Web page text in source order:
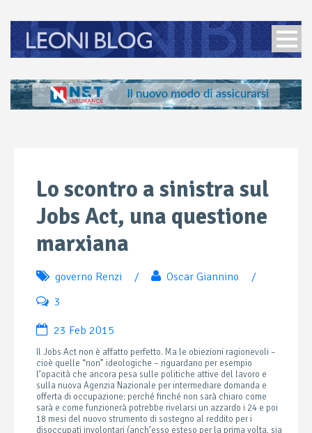
Lo scontro a sinistra sul
Jobs Act, una questione
marxiana
governo Renzi / Oscar Giannino
/
3
23 Feb 2015
Il Jobs Act non è affatto perfetto. Ma le obiezioni ragionevoli –
cioè quelle “non” ideologiche – riguardano per esempio
l’opacità che ancora pesa sulle politiche attive del lavoro e
sulla nuova Agenzia Nazionale per intermediare domanda e
offerta di occupazione: perché finché non sarà chiaro come
sarà e come funzionerà potrebbe rivelarsi un azzardo i 24 e poi
18 mesi del nuovo strumento di sostegno al reddito per i
disoccupati involontari (anch’esso esteso per la prima volta, sia